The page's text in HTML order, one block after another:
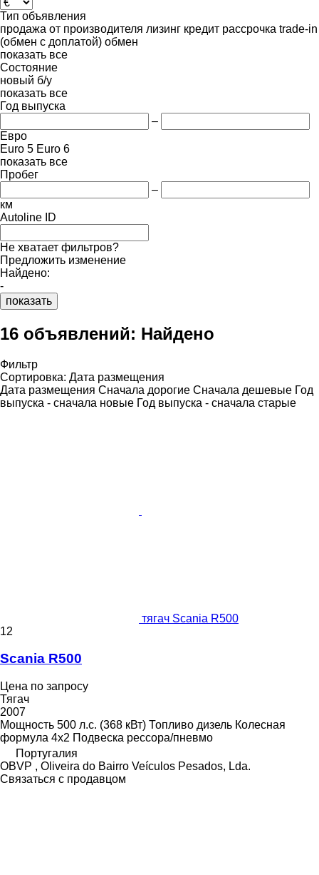
Тип объявления
продажа от производителя лизинг кредит рассрочка trade-in
(обмен с доплатой) обмен
показать все
Состояние
новый б/у
показать все
Год выпуска
–
Евро
Euro 5 Euro 6
показать все
Пробег
–
км
Autoline ID
Не хватает фильтров?
Предложить изменение
Найдено:
-
показать
16 объявлений: Найдено
Фильтр
Сортировка: Дата размещения
Дата размещения Сначала дорогие Сначала дешевые Год
выпуска - сначала новые Год выпуска - сначала старые
тягач Scania R500
12
Scania R500
Цена по запросу
Тягач
2007
Мощность 500 л.с. (368 кВт) Топливо дизель Колесная
формула 4x2 Подвеска рессора/пневмо
Португалия
OBVP , Oliveira do Bairro Veículos Pesados, Lda.
Связаться с продавцом